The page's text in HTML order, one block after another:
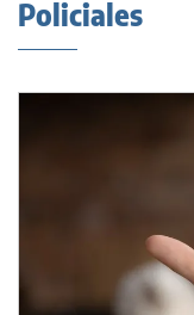
Policiales